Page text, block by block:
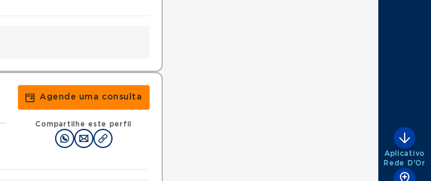
Agende uma consulta
Compartilhe este perfil
Aplicativo
Rede D'Or